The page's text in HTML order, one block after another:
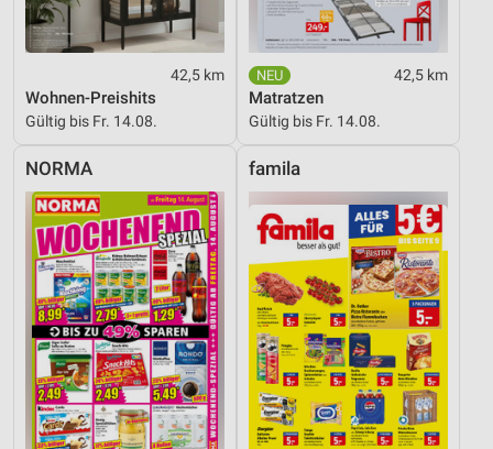
42,5 km
Wohnen-Preishits
Gültig bis Fr. 14.08.
42,5 km
Matratzen
Gültig bis Fr. 14.08.
NORMA famila